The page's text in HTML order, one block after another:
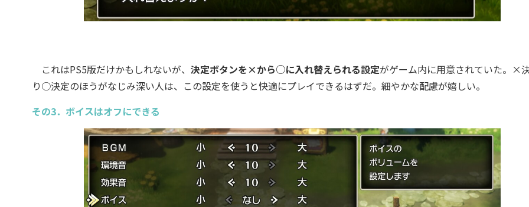
これはPS5版だけかもしれないが、 決定ボタンを×から○に入れ替えられる設定がゲーム内に用意されていた。×
り○決定のほうがなじみ深い人は、この設定を使うと快適にプレイできるはずだ。細やかな配慮が嬉しい。
その3．ボイスはオフにできる